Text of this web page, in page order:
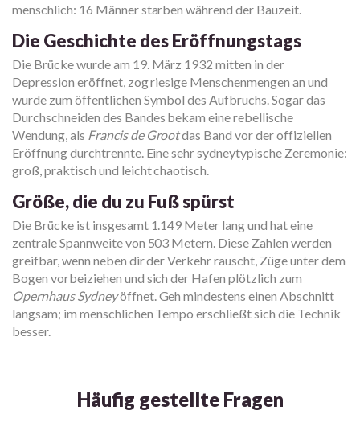
menschlich: 16 Männer starben während der Bauzeit.
Die Geschichte des Eröffnungstags
Die Brücke wurde am 19. März 1932 mitten in der
Depression eröffnet, zog riesige Menschenmengen an und
wurde zum öffentlichen Symbol des Aufbruchs. Sogar das
Durchschneiden des Bandes bekam eine rebellische
Wendung, als Francis de Grootdas Band vor der offiziellen
Eröffnung durchtrennte. Eine sehr sydneytypische Zeremonie:
groß, praktisch und leicht chaotisch.
Größe, die du zu Fuß spürst
Die Brücke ist insgesamt 1.149 Meter lang und hat eine
zentrale Spannweite von 503 Metern. Diese Zahlen werden
greifbar, wenn neben dir der Verkehr rauscht, Züge unter dem
Bogen vorbeiziehen und sich der Hafen plötzlich zum
Opernhaus Sydneyöffnet. Geh mindestens einen Abschnitt
langsam; im menschlichen Tempo erschließt sich die Technik
besser.
Häufig gestellte Fragen